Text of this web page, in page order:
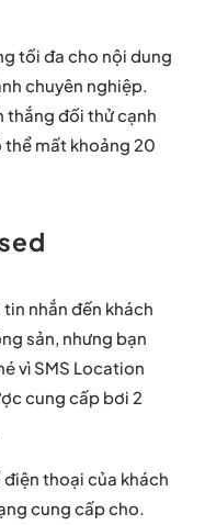
tối đa cho nội dung
chuyên nghiệp.
thắng đối thử cạnh
thể mất khoảng 20
nhắn đến khách
sản, nhưng bạn
vì SMS Location
cung cấp bơi 2
thoại của khách
cung cấp cho.